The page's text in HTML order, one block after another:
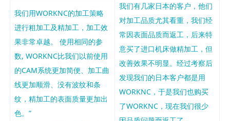
我们用WORKNC的加工策略
进行粗加工及精加工，加工效
果非常卓越。 使用相同的参
数, WORKNC比我们以前使用
的CAM系统更加简便、加工曲
线更加顺滑、没有波纹和条
纹，精加工的表面质量更加出
色。”
我们有几家日本的客户，他们
对加工品质尤其看重，我们经
常因表面品质而返工，后来特
意买了进口机床做精加工，但
改善效果不明显。经过考察后
发现我们的日本客户都是用
WORKNC，于是我们也购买
了WORKNC，现在我们很少